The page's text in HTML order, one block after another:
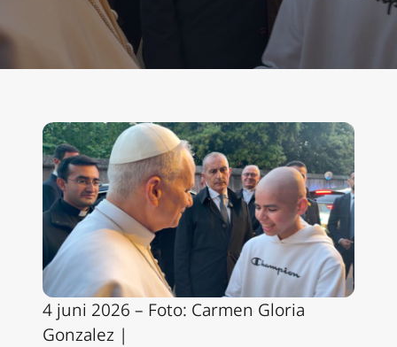
4 juni 2026 – Foto: Carmen Gloria
Gonzalez |